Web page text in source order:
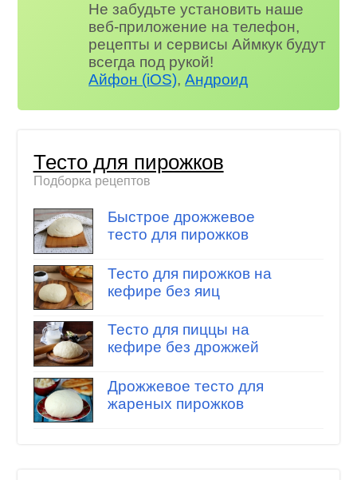
Не забудьте установить наше
веб-приложение на телефон,
рецепты и сервисы Аймкук будут
всегда под рукой!
Айфон (iOS),Андроид
Тесто для пирожков
Подборка рецептов
Быстрое дрожжевое
тесто для пирожков
Тесто для пирожков на
кефире без яиц
Тесто для пиццы на
кефире без дрожжей
Дрожжевое тесто для
жареных пирожков